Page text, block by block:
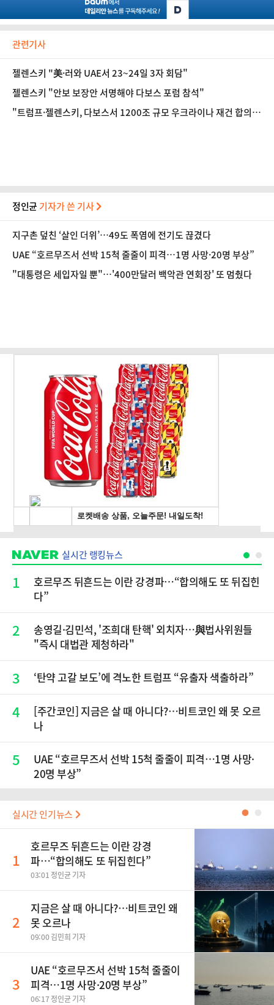
관련기사
젤렌스키 "美·러와 UAE서 23~24일 3자 회담"
젤렌스키 "안보 보장안 서명해야 다보스 포럼 참석"
"트럼프·젤렌스키, 다보스서 1200조 규모 우크라이나 재건 합의
정인균 기자가 쓴 기사
지구촌 덮친 ‘살인 더위’…49도 폭염에 전기도 끊겼다
UAE “호르무즈서 선박 15척 줄줄이 피격…1명 사망·20명 부상”
"대통령은 세입자일 뿐"…'400만달러 백악관 연회장' 또 멈췄다
실시간 랭킹뉴스
1
호르무즈 뒤흔드는 이란 강경파…“합의해도 또 뒤집힌
다”
2
송영길·김민석, '조희대 탄핵' 외치자…與법사위원들
"즉시 대법관 제청하라"
3 ‘탄약 고갈 보도’에 격노한 트럼프 “유출자 색출하라”
4
[주간코인] 지금은 살 때 아니다?…비트코인 왜 못 오르
나
5
UAE “호르무즈서 선박 15척 줄줄이 피격…1명 사망·
20명 부상”
실시간 인기뉴스 ●
1
호르무즈 뒤흔드는 이란 강경
파…“합의해도 또 뒤집힌다”
03:01 정인균 기자
2
지금은 살 때 아니다?…비트코인 왜
못 오르나
09:00 김민희 기자
3
UAE “호르무즈서 선박 15척 줄줄이
피격…1명 사망·20명 부상”
06:17 정인균 기자